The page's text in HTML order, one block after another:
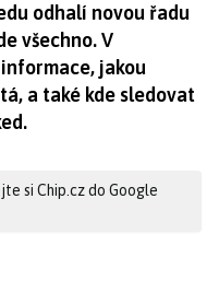
odhalí novou řadu
všechno. V
jakou
a také kde sledovat
si Chip.cz do Google